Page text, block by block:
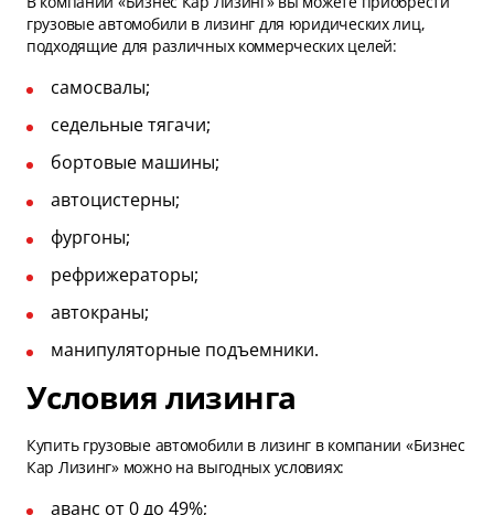
грузовые автомобили в лизинг для юридических лиц,
подходящие для различных коммерческих целей:
самосвалы;
седельные тягачи;
бортовые машины;
автоцистерны;
фургоны;
рефрижераторы;
автокраны;
манипуляторные подъемники.
Условия лизинга
Купить грузовые автомобили в лизинг в компании «Бизнес
Кар Лизинг» можно на выгодных условиях:
аванс от 0 до 49%;